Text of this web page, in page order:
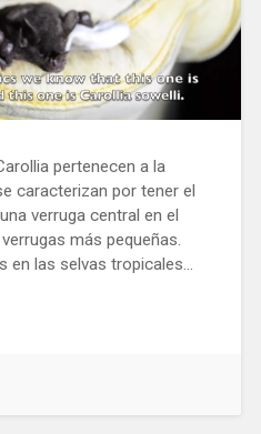
pertenecen a la
caracterizan por tener el
verruga central en el
más pequeñas.
en las selvas tropicales…